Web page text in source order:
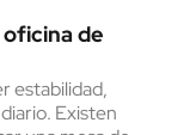
de
estabilidad,
Existen